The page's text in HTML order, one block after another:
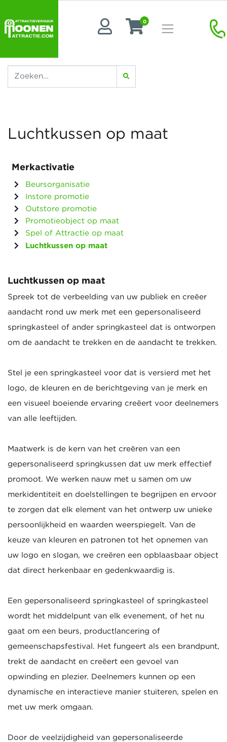
0
Luchtkussen op maat
Merkactivatie
Beursorganisatie
Instore promotie
Outstore promotie
Promotieobject op maat
Spel of Attractie op maat
Luchtkussen op maat
Luchtkussen op maat
Spreek tot de verbeelding van uw publiek en creëer
aandacht rond uw merk met een gepersonaliseerd
springkasteel of ander springkasteel dat is ontworpen
om de aandacht te trekken en de aandacht te trekken.
Stel je een springkasteel voor dat is versierd met het
logo, de kleuren en de berichtgeving van je merk en
een visueel boeiende ervaring creëert voor deelnemers
van alle leeftijden.
Maatwerk is de kern van het creëren van een
gepersonaliseerd springkussen dat uw merk effectief
promoot. We werken nauw met u samen om uw
merkidentiteit en doelstellingen te begrijpen en ervoor
te zorgen dat elk element van het ontwerp uw unieke
persoonlijkheid en waarden weerspiegelt. Van de
keuze van kleuren en patronen tot het opnemen van
uw logo en slogan, we creëren een opblaasbaar object
dat direct herkenbaar en gedenkwaardig is.
Een gepersonaliseerd springkasteel of springkasteel
wordt het middelpunt van elk evenement, of het nu
gaat om een ​​beurs, productlancering of
gemeenschapsfestival. Het fungeert als een brandpunt,
trekt de aandacht en creëert een gevoel van
opwinding en plezier. Deelnemers kunnen op een
dynamische en interactieve manier stuiteren, spelen en
met uw merk omgaan.
Door de veelzijdigheid van gepersonaliseerde